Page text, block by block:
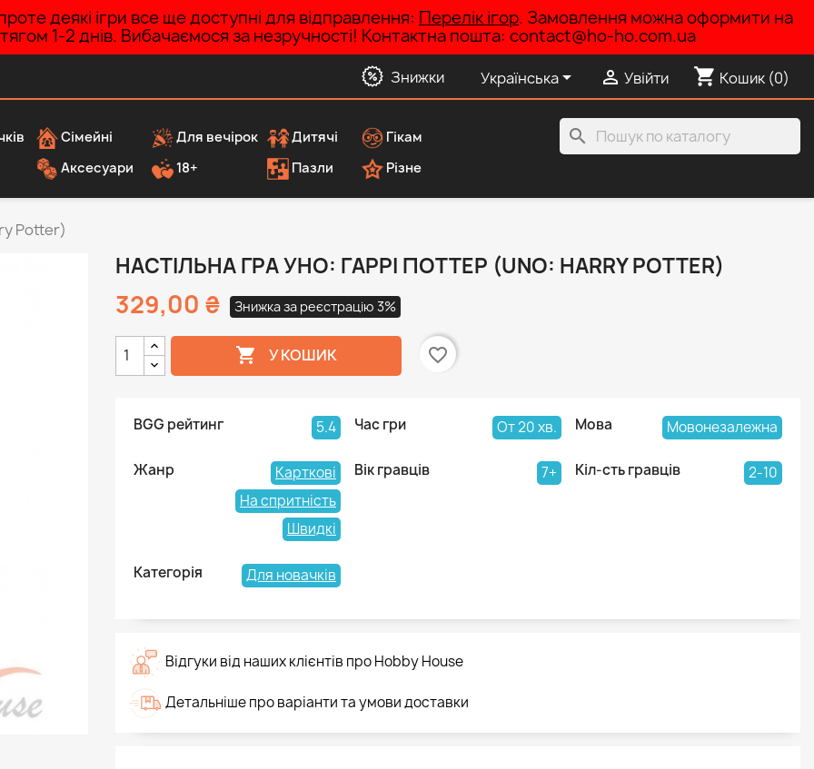
деякі ігри все ще доступні для відправлення: Перелік ігор. Замовлення можна оформити на
1-2 днів. Вибачаємося за незручності! Контактна пошта: contact@ho-ho.com.ua
Знижки Українська  Увійти shopping_cart Кошик (0)
Сімейні Для вечірок Дитячі
Гікам
Аксесуари
18+ Пазли Різне
search
Potter)
НАСТІЛЬНА ГРА УНО: ГАРРІ ПОТТЕР (UNO: HARRY POTTER)
329,00 ₴ Знижка за реєстрацію 3%
 У КОШИК favorite_border
BGG рейтинг 5.4 Час гри От 20 хв. Мова Мовонезалежна
Жанр
Карткові
На спритність
Швидкі
Вік гравців 7+ Кіл-сть гравців 2-10
Категорія Для новачків
Відгуки від наших клієнтів про Hobby House
Детальніше про варіанти та умови доставки